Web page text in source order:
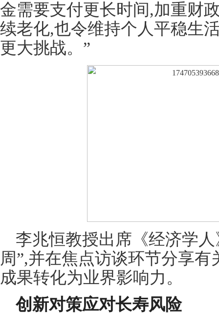
金需要支付更长时间,加重财
续老化,也令维持个人平稳生
更大挑战。”
李兆恒教授出席《经济学
周”,并在焦点访谈环节分享
成果转化为业界影响力。
创新对策应对长寿风险